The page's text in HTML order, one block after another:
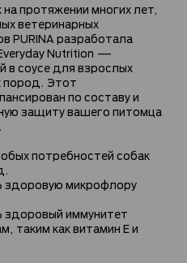
протяжении многих лет,
ветеринарных
PURINA разработала
Nutrition —
в соусе для взрослых
пород. Этот
по составу и
защиту вашего питомца
потребностей собак
здоровую микрофлору
иммунитет
таким как витамин Е и